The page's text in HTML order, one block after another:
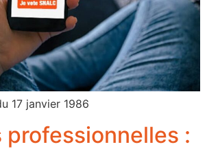
17 janvier 1986
professionnelles :